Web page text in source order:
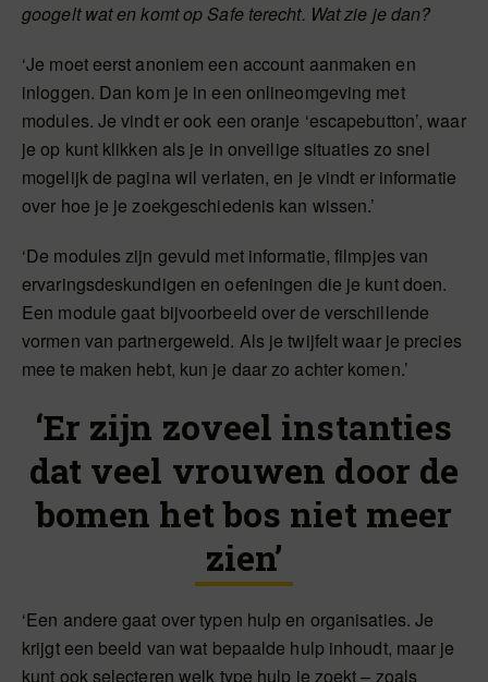
googelt wat en komt op Safe terecht. Wat zie je dan?
‘Je moet eerst anoniem een account aanmaken en
inloggen. Dan kom je in een onlineomgeving met
modules. Je vindt er ook een oranje ‘escapebutton’, waar
je op kunt klikken als je in onveilige situaties zo snel
mogelijk de pagina wil verlaten, en je vindt er informatie
over hoe je je zoekgeschiedenis kan wissen.’
‘De modules zijn gevuld met informatie, filmpjes van
ervaringsdeskundigen en oefeningen die je kunt doen.
Een module gaat bijvoorbeeld over de verschillende
vormen van partnergeweld. Als je twijfelt waar je precies
mee te maken hebt, kun je daar zo achter komen.’
‘Er zijn zoveel instanties
dat veel vrouwen door de
bomen het bos niet meer
zien’
‘Een andere gaat over typen hulp en organisaties. Je
krijgt een beeld van wat bepaalde hulp inhoudt, maar je
kunt ook selecteren welk type hulp je zoekt – zoals